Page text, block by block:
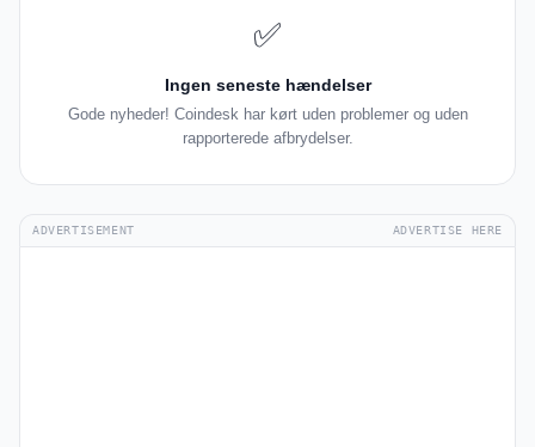
✅
Ingen seneste hændelser
Gode nyheder! Coindesk har kørt uden problemer og uden
rapporterede afbrydelser.
ADVERTISEMENT ADVERTISE HERE